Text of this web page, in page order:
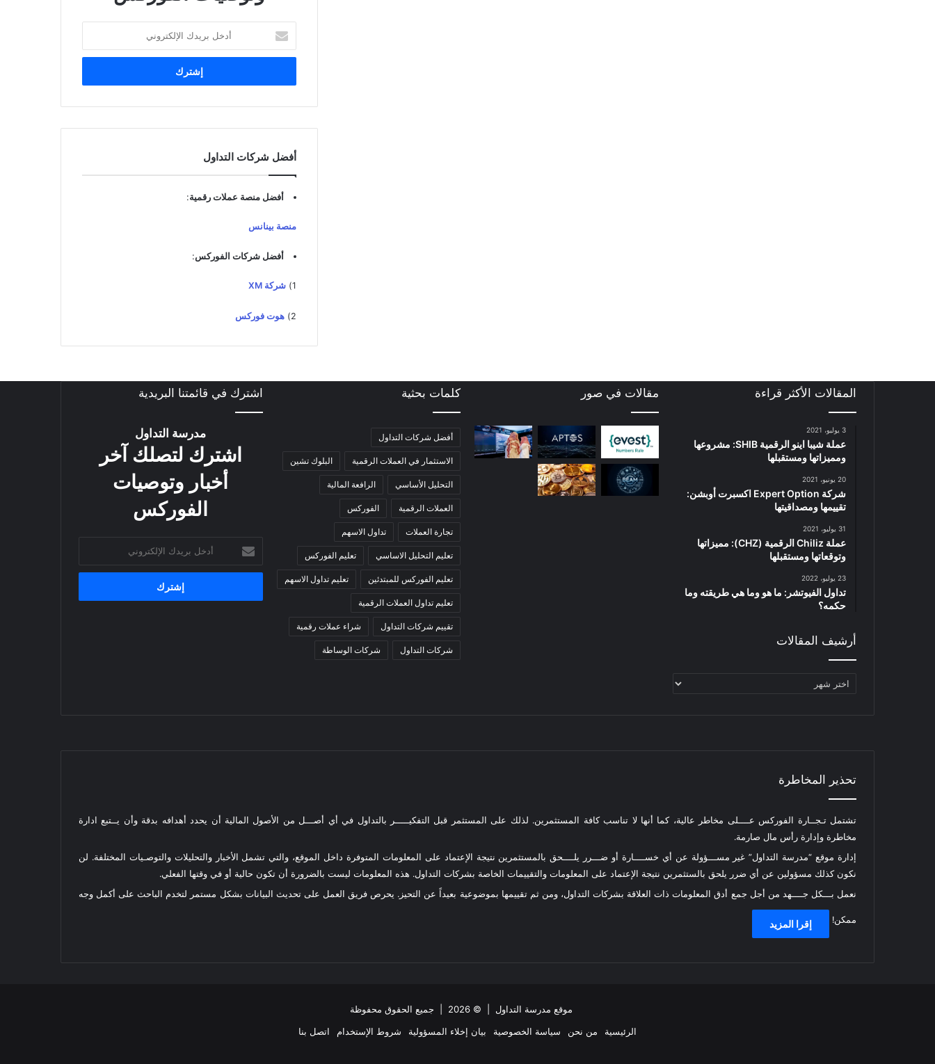
خ
ب
د
ا
ل
ت
ي
أفضل شركات التداول
أفضل منصة عملات رقمية:
منصة بينانس
أفضل شركات الفوركس:
1) شركة XM
2) هوت فوركس
المقالات الأكثر قراءة
3 يوليو، 2021
عملة شيبا اينو الرقمية SHIB: مشروعها
ومميزاتها ومستقبلها
20 يونيو، 2021
شركة Expert Option اكسبرت أوبشن:
تقييمها ومصداقيتها
31 يوليو، 2021
عملة Chiliz الرقمية (CHZ): مميزاتها
وتوقعاتها ومستقبلها
23 يوليو، 2022
تداول الفيوتشر: ما هو وما هي طريقته وما
حكمه؟
أرشيف المقالات
أرشيف
مقالات في صور كلمات بحثية
أفضل شركات التداول
الاستثمار في العملات الرقمية البلوك تشين
التحليل الأساسي الرافعة المالية
العملات الرقمية الفوركس
تجارة العملات تداول الاسهم
تعليم التحليل الاساسي تعليم الفوركس
تعليم الفوركس للمبتدئين تعليم تداول الاسهم
تعليم تداول العملات الرقمية
تقييم شركات التداول شراء عملات رقمية
شركات التداول شركات الوساطة
اشترك في قائمتنا البريدية
مدرسة التداول
اشترك لتصلك آخر
أخبار وتوصيات
الفوركس
بريدك
الإلكتروني
تحذير المخاطرة
تشتمل تـجــارة الفوركس عــــلى مخاطر عالية، كما أنها لا تناسب كافة المستثمرين. لذلك على المستثمر قبل التفكيـــــر بالتداول في أي أصـــل من الأصول المالية أن يحدد أهدافه بدقة وأن يــتبع ادارة
مخاطرة وإدارة رأس مال صارمة.
إدارة موقع “مدرسة التداول” غير مســـؤولة عن أي خســــارة أو ضـــرر يلــــحق بالمستثمرين نتيجة الإعتماد على المعلومات المتوفرة داخل الموقع، والتي تشمل الأخبار والتحليلات والتوصـيات المختلفة. لن
نكون كذلك مسؤولين عن أي ضرر يلحق بالستثمرين نتيجة الإعتماد على المعلومات والتقييمات الخاصة بشركات التداول. هذه المعلومات ليست بالضرورة أن تكون حالية أو في وقتها الفعلي.
نعمل بـــكل جــــهد من أجل جمع أدق المعلومات ذات العلاقة بشركات التداول، ومن ثم تقييمها بموضوعية بعيداً عن التحيز. يحرص فريق العمل على تحديث البيانات بشكل مستمر لتخدم الباحث على أكمل وجه
ممكن! إقرا المزيد
موقع مدرسة التداول | © 2026 | جميع الحقوق محفوظة
الرئيسية
من نحن سياسة الخصوصية بيان إخلاء المسؤولية شروط الإستخدام
اتصل بنا